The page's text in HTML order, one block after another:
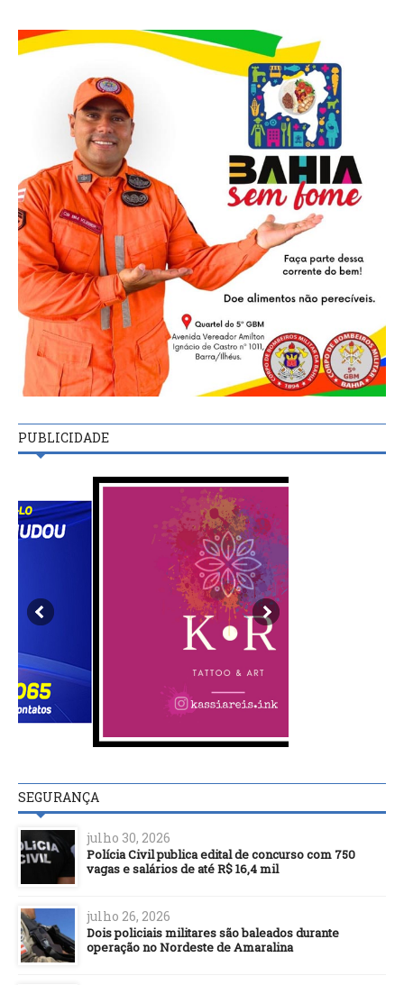
PUBLICIDADE
SEGURANÇA
julho 30, 2026
Polícia Civil publica edital de concurso com 750
vagas e salários de até R$ 16,4 mil
julho 26, 2026
Dois policiais militares são baleados durante
operação no Nordeste de Amaralina